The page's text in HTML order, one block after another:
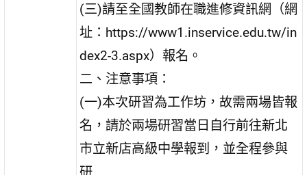
(三)請至全國教師在職進修資訊網（網
址：https://www1.inservice.edu.tw/in
dex2-3.aspx）報名。
二、注意事項：
(一)本次研習為工作坊，故需兩場皆報
名，請於兩場研習當日自行前往新北
市立新店高級中學報到，並全程參與